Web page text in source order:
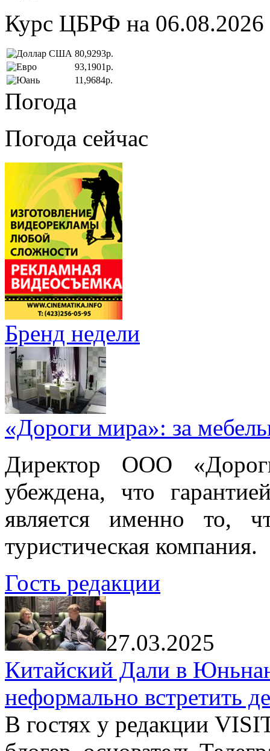
Курс ЦБРФ на 06.08.2026
80,9293р.
93,1901р.
11,9684р.
Погода
Погода сейчас
Бренд недели
«Дороги мира»: за
Директор ООО
убеждена, что
является именно то,
туристическая компания.
Гость редакции
27.03.2025
Китайский Дали в
неформально встретить
В гостях у редакции